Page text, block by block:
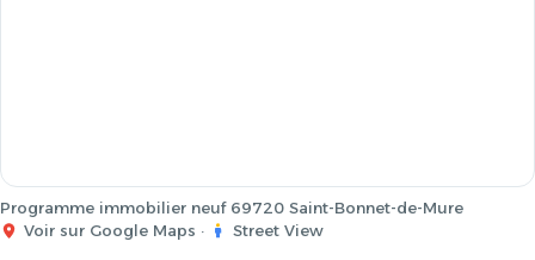
Programme immobilier neuf 69720 Saint-Bonnet-de-Mure
Voir sur Google Maps · Street View